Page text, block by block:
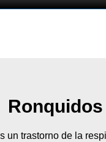
Ronquidos
un trastorno de la